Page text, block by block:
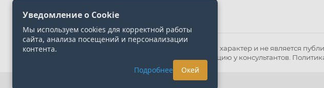
Информация на сайте носит ознакомительный характер и не является
представленных на сайте. Уточняйте информацию у консультантов.
Уведомление о Cookie
Мы используем cookies для корректной работы
сайта, анализа посещений и персонализации
контента.
Подробнее Окей